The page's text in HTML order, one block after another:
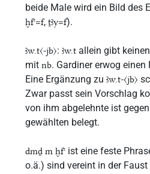
beide Male wird ein Bild des
ḫfꜥ=f, ṯꜣy=f).
ꜣw.t〈-jb〉: ꜣw.t allein gibt
mit nb. Gardiner erwog einen
Eine Ergänzung zu ꜣw.t-〈jb〉
Zwar passt sein Vorschlag
von ihm abgelehnte ist
gewählten belegt.
dmḏ m ḫfꜥ ist eine feste
o.ä.) sind vereint in der Faust